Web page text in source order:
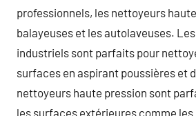
professionnels, les nettoyeurs
balayeuses et les autolaveuses.
industriels sont parfaits pour
surfaces en aspirant poussières et
nettoyeurs haute pression sont
les surfaces extérieures comme les